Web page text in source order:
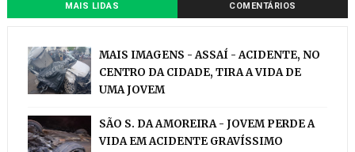
MAIS LIDAS COMENTÁRIOS
MAIS IMAGENS - ASSAÍ - ACIDENTE, NO
CENTRO DA CIDADE, TIRA A VIDA DE
UMA JOVEM
SÃO S. DA AMOREIRA - JOVEM PERDE A
VIDA EM ACIDENTE GRAVÍSSIMO